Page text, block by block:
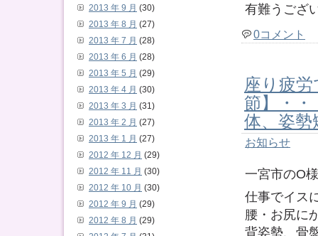
有難うござ
0コメント
座り疲
節】・
体、姿勢
お知らせ
一宮市のO
仕事でイス
腰・お尻に
背姿勢、骨
2013 年 9 月 (30)
2013 年 8 月 (27)
2013 年 7 月 (28)
2013 年 6 月 (28)
2013 年 5 月 (29)
2013 年 4 月 (30)
2013 年 3 月 (31)
2013 年 2 月 (27)
2013 年 1 月 (27)
2012 年 12 月 (29)
2012 年 11 月 (30)
2012 年 10 月 (30)
2012 年 9 月 (29)
2012 年 8 月 (29)